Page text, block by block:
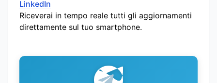
LinkedIn
Riceverai in tempo reale tutti gli aggiornamenti
direttamente sul tuo smartphone.